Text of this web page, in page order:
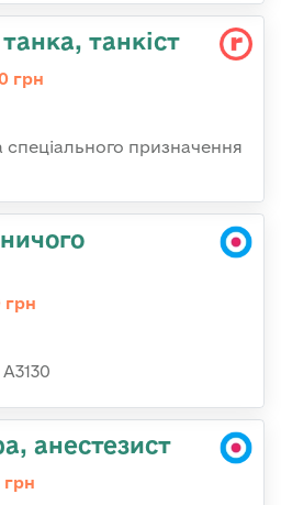
танкіст
грн
спеціального призначення
грн
анестезист
грн